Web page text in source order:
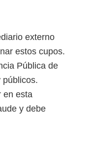
externo
estos cupos.
Pública de
públicos.
en esta
y debe